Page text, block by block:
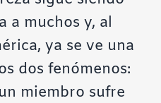
a muchos y, al
ya se ve una
dos fenómenos:
miembro sufre